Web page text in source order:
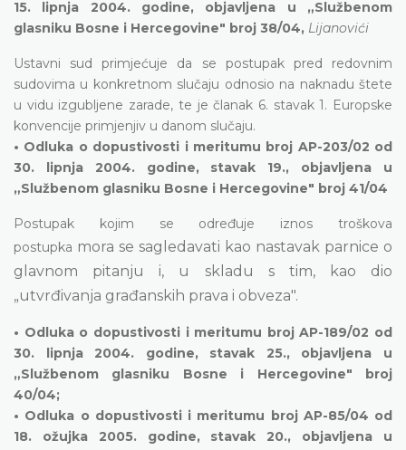
15. lipnja 2004. godine, objavljena u „Službenom
glasniku Bosne i Hercegovine" broj 38/04, Lijanovići
Ustavni sud primjećuje da se postupak pred redovnim
sudovima u konkretnom slučaju odnosio na naknadu štete
u vidu izgubljene zarade, te je članak 6. stavak 1. Europske
konvencije primjenjiv u danom slučaju.
• Odluka o dopustivosti i meritumu broj AP-203/02 od
30. lipnja 2004. godine, stavak 19., objavljena u
„Službenom glasniku Bosne i Hercegovine" broj 41/04
Postupak kojim se određuje iznos troškova
postupka mora se sagledavati kao nastavak parnice o
glavnom pitanju i, u skladu s tim, kao dio
„utvrđivanja građanskih prava i obveza".
• Odluka o dopustivosti i meritumu broj AP-189/02 od
30. lipnja 2004. godine, stavak 25., objavljena u
„Službenom glasniku Bosne i Hercegovine" broj
40/04;
• Odluka o dopustivosti i meritumu broj AP-85/04 od
18. ožujka 2005. godine, stavak 20., objavljena u